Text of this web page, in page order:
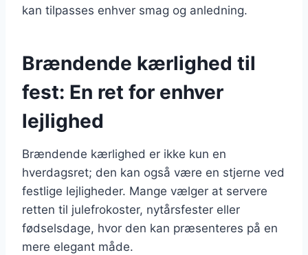
kan tilpasses enhver smag og anledning.
Brændende kærlighed til
fest: En ret for enhver
lejlighed
Brændende kærlighed er ikke kun en
hverdagsret; den kan også være en stjerne ved
festlige lejligheder. Mange vælger at servere
retten til julefrokoster, nytårsfester eller
fødselsdage, hvor den kan præsenteres på en
mere elegant måde.